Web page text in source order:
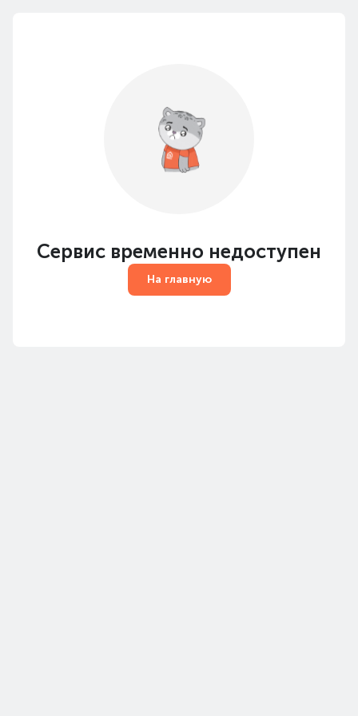
Сервис временно недоступен
На главную